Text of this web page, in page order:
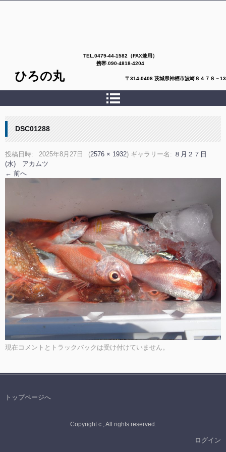
TEL. 0479-44-1582（FAX兼用）
携帯.090-4818-4204
ひろの丸〒314-0408 茨城県神栖市波崎８４７８－13
DSC01288
投稿日時: 2025年8月27日 (2576 × 1932) ギャラリー名: ８月２７日
(水) アカムツ
← 前へ
現在コメントとトラックバックは受け付けていません。
トップページへ
Copyright c , All rights reserved.
ログイン